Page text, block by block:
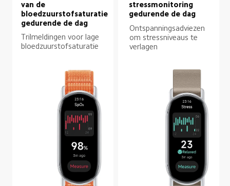
van de
bloedzuurstofsaturatie
gedurende de dag
Trilmeldingen voor lage
bloedzuurstofsaturatie
stressmonitoring
gedurende de dag
Ontspanningsadviezen
om stressniveaus te
verlagen